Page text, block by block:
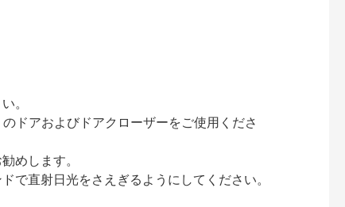
。
ドアおよびドアクローザーをご使用くださ
めします。
直射日光をさえぎるようにしてください。